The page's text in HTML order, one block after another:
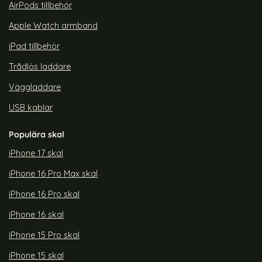
AirPods tillbehör
Apple Watch armband
iPad tillbehör
Trådlös laddare
Väggladdare
USB kablar
Populära skal
iPhone 17 skal
iPhone 16 Pro Max skal
iPhone 16 Pro skal
iPhone 16 skal
iPhone 15 Pro skal
iPhone 15 skal